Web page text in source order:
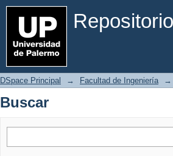
Buscar
DSpace Principal → Facultad de Ingeniería →
Buscar